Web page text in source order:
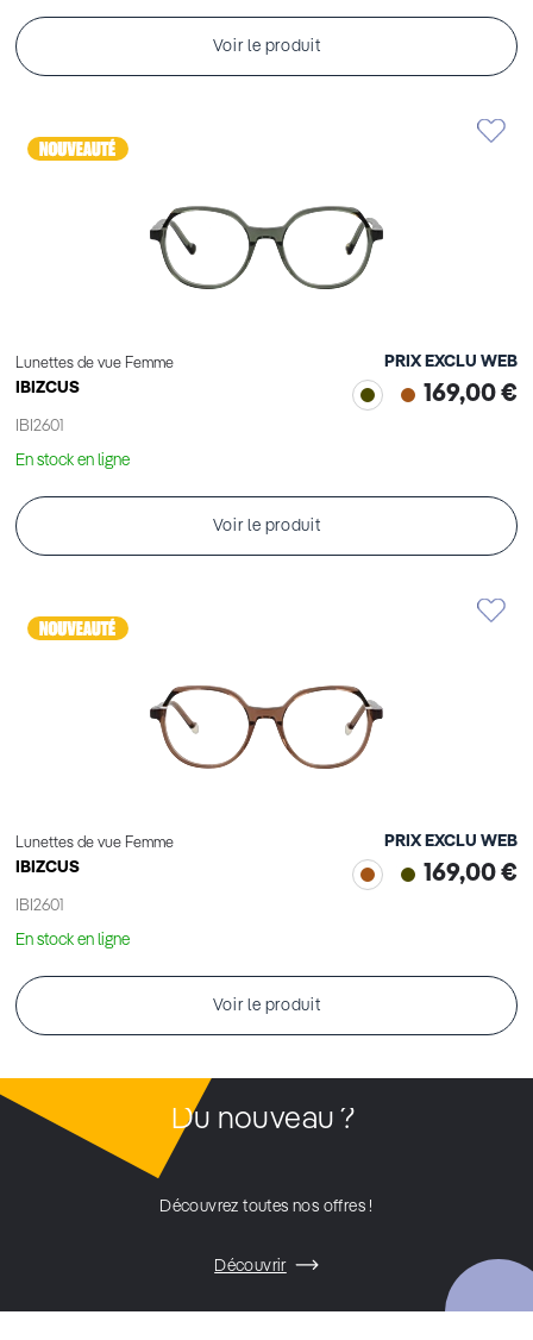
Voir le produit
Lunettes de vue Femme
IBIZCUS
IBI2601
PRIX EXCLU WEB
169,00 €
En stock en ligne
Voir le produit
Lunettes de vue Femme
IBIZCUS
IBI2601
PRIX EXCLU WEB
169,00 €
En stock en ligne
Voir le produit
Du nouveau ?
Découvrez toutes nos offres !
Découvrir